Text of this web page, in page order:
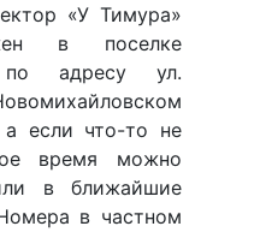
«У Тимура»
в поселке
по адресу ул.
если что-то не
время можно
в ближайшие
в частном